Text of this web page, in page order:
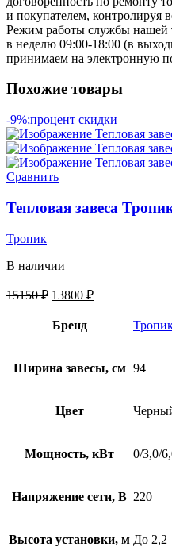
и покупателем, контролируя
Режим работы службы нашей
в неделю 09:00-18:00 (в
принимаем на электронную
Похожие товары
-9%;процент скидки
Сравнить
Тепловая завеса
Тропик
В наличии
15150₽ 13800 ₽
Бренд
Ширина завесы, см 94
Цвет
Мощность, кВт 0/3,0/
Напряжение сети, В 220
Высота установки, м До 2,2